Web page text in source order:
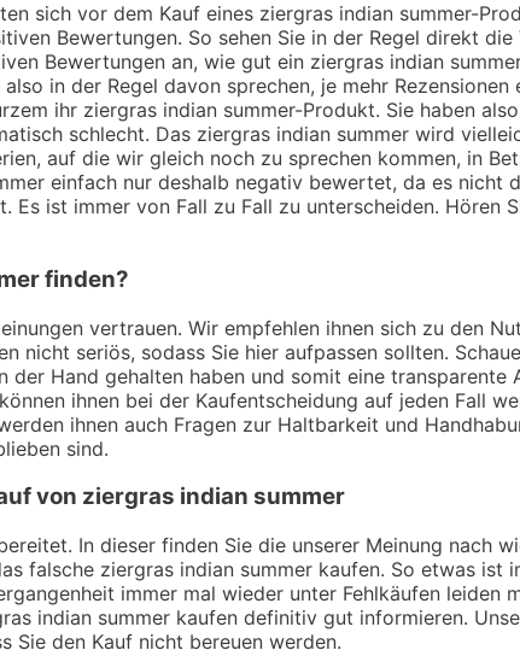
sich vor dem Kauf eines ziergras indian summer-
Bewertungen. So sehen Sie in der Regel direkt
Bewertungen an, wie gut ein ziergras indian
in der Regel davon sprechen, je mehr
ihr ziergras indian summer-Produkt. Sie haben
schlecht. Das ziergras indian summer wird
auf die wir gleich noch zu sprechen kommen, in
einfach nur deshalb negativ bewertet, da es nicht
ist immer von Fall zu Fall zu unterscheiden. Hören
finden?
vertrauen. Wir empfehlen ihnen sich zu den
nicht seriös, sodass Sie hier aufpassen sollten.
der Hand gehalten haben und somit eine
ihnen bei der Kaufentscheidung auf jeden Fall
ihnen auch Fragen zur Haltbarkeit und
sind.
von ziergras indian summer
In dieser finden Sie die unserer Meinung nach
falsche ziergras indian summer kaufen. So etwas
immer mal wieder unter Fehlkäufen leiden
indian summer kaufen definitiv gut informieren.
Sie den Kauf nicht bereuen werden.